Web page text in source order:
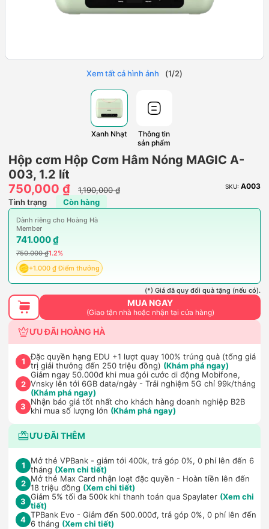
Xem tất cả hình ảnh (1/2)
Xanh Nhạt
Thông tin
sản phẩm
Hộp cơm Hộp Cơm Hâm Nóng MAGIC A-
003, 1.2 lít
750,000 ₫
1,190,000 ₫ SKU: A003
Tình trạng Còn hàng
Dành riêng cho Hoàng Hà
Member
741.000 ₫
750.000 ₫1.2%
+1.000 ₫ Điểm thưởng
(*) Giá đã quy đổi quà tặng (nếu có).
MUA NGAY
(Giao tận nhà hoặc nhận tại cửa hàng)
ƯU ĐÃI HOÀNG HÀ
1
Đặc quyền hạng EDU +1 lượt quay 100% trúng quà (tổng giá
trị giải thưởng đến 250 triệu đồng) (Khám phá ngay)
2
Giảm ngay 50.000đ khi mua gói cước di động Mobifone,
Vnsky lên tới 6GB data/ngày - Trải nghiệm 5G chỉ 99k/tháng
(Khám phá ngay)
3
Nhận báo giá tốt nhất cho khách hàng doanh nghiệp B2B
khi mua số lượng lớn (Khám phá ngay)
ƯU ĐÃI THÊM
1
Mở thẻ VPBank - giảm tới 400k, trả góp 0%, 0 phí lên đến 6
tháng (Xem chi tiết)
2 Mở thẻ Max Card nhận loạt đặc quyền - Hoàn tiền lên đến
18 triệu đồng (Xem chi tiết)
3 Giảm 5% tối đa 500k khi thanh toán qua Spaylater (Xem chi
tiết)
4 TPBank Evo - Giảm đến 500.000đ, trả góp 0%, 0 phí lên đến
6 tháng (Xem chi tiết)